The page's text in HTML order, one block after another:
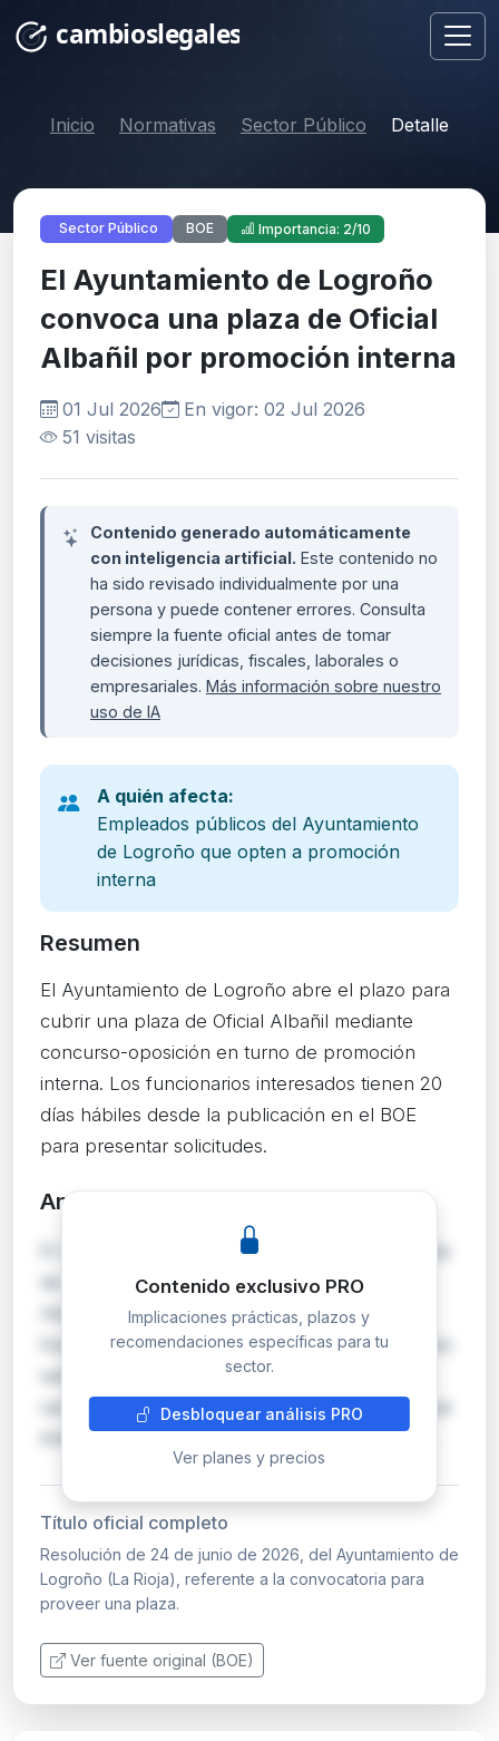
Inicio Normativas Sector Público Detalle
Sector Público BOE Importancia: 2/10
El Ayuntamiento de Logroño
convoca una plaza de Oficial
Albañil por promoción interna
01 Jul 2026
En vigor: 02 Jul 2026
51 visitas
Contenido generado automáticamente
con inteligencia artificial. Este contenido no
ha sido revisado individualmente por una
persona y puede contener errores. Consulta
siempre la fuente oficial antes de tomar
decisiones jurídicas, fiscales, laborales o
empresariales. Más información sobre nuestro
uso de IA
A quién afecta:
Empleados públicos del Ayuntamiento
de Logroño que opten a promoción
interna
Resumen
El Ayuntamiento de Logroño abre el plazo para
cubrir una plaza de Oficial Albañil mediante
concurso-oposición en turno de promoción
interna. Los funcionarios interesados tienen 20
días hábiles desde la publicación en el BOE
para presentar solicitudes.
Análisis detallado
El Ayuntamiento de Logroño convoca una plaza
de Oficial Albañil perteneciente a la escala de
Administración Especial, subescala Servicios
Especiales, clase Personal de Oficios. El proceso
selectivo se realizará mediante concurso-
oposición en turno de promoción interna, lo que
limita el acceso exclusivamente a empleados…
Contenido exclusivo PRO
Implicaciones prácticas, plazos y
recomendaciones específicas para tu
sector.
Desbloquear análisis PRO
Ver planes y precios
Título oficial completo
Resolución de 24 de junio de 2026, del Ayuntamiento de
Logroño (La Rioja), referente a la convocatoria para
proveer una plaza.
Ver fuente original (BOE)